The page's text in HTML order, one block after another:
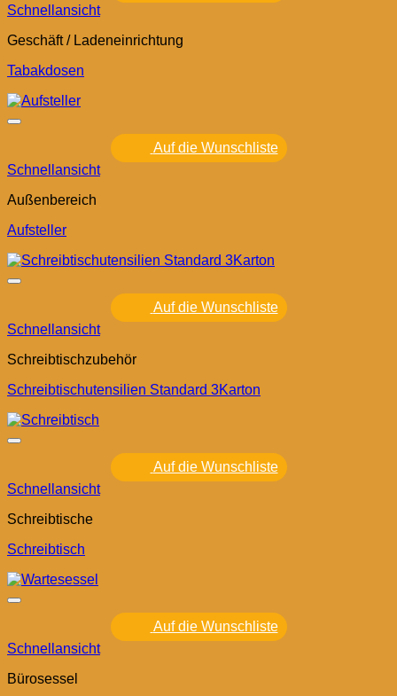
Schnellansicht
Geschäft / Ladeneinrichtung
Tabakdosen
Auf die Wunschliste
Schnellansicht
Außenbereich
Aufsteller
Auf die Wunschliste
Schnellansicht
Schreibtischzubehör
Schreibtischutensilien Standard 3Karton
Auf die Wunschliste
Schnellansicht
Schreibtische
Schreibtisch
Auf die Wunschliste
Schnellansicht
Bürosessel